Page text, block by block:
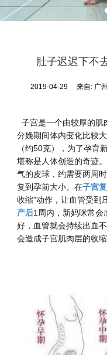
肚子迟迟下不
2019-04-29 来自: 广
子宫是一个由较厚的肌
分娩期间体内变化比较
（约50克），为了孕育
堪称是人体创造的奇迹
气的皮球，约需要两周
复到孕前大小。在子宫
收缩”动作，让血管受到
产后1周内，新妈咪常会
好，血管就会持续出血
会造成子宫肌肉层的收